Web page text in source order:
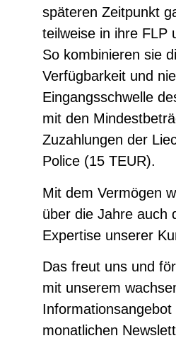
späteren Zeitpunkt
teilweise in ihre FLP
So kombinieren sie
Verfügbarkeit und
Eingangsschwelle
mit den
Zuzahlungen der
Police (15 TEUR).
Mit dem Vermögen
über die Jahre auch
Expertise unserer
Das freut uns und
mit unserem
monatlichen